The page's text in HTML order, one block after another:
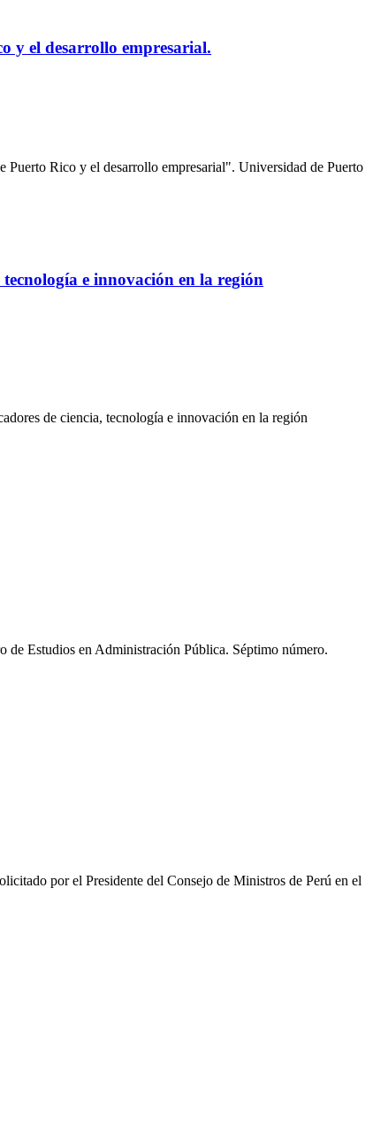
y el desarrollo empresarial.
Rico y el desarrollo empresarial". Universidad de Puerto
e innovación en la región
de ciencia, tecnología e innovación en la región
Estudios en Administración Pública. Séptimo número.
por el Presidente del Consejo de Ministros de Perú en el